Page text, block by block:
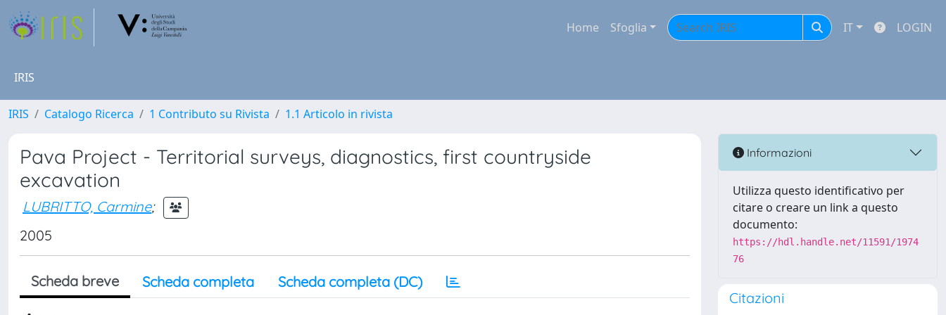
Home Sfoglia IT LOGIN
IRIS
IRIS Catalogo Ricerca 1 Contributo su Rivista 1.1 Articolo in rivista
Pava Project - Territorial surveys, diagnostics, first countryside
excavation
LUBRITTO, Carmine;
2005
Scheda breve Scheda completa Scheda completa (DC)
Informazioni
Utilizza questo identificativo per
citare o creare un link a questo
documento:
https://hdl.handle.net/11591/1974
76
Citazioni